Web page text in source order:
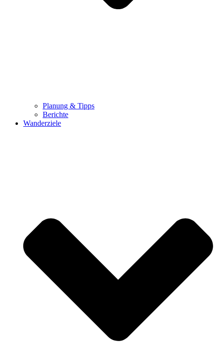
Planung & Tipps
Berichte
Wanderziele